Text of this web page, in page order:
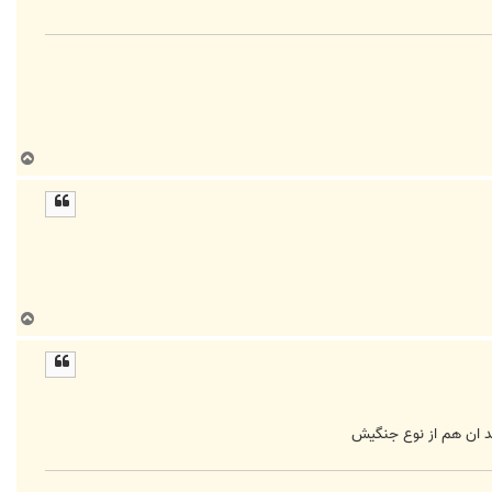
ا
ا
ان هم از نوع جنگيش